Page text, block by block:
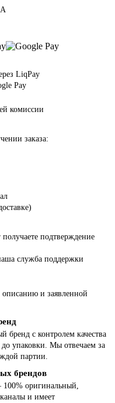
LiqPay
Pay
комиссии
заказа:
подтверждение
служба поддержки
описанию и заявленной
с контролем качества
упаковки. Мы отвечаем за
партии.
брендов
оригинальный,
и имеет